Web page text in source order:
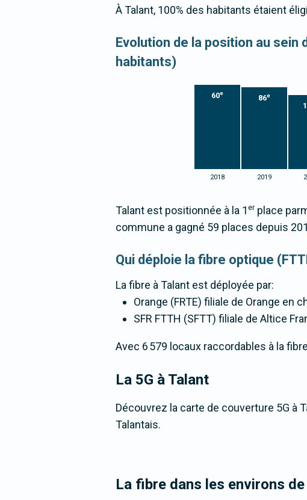
À Talant, 100% des habitants étaient
Evolution de la position au
habitants)
60e
86e
2018 2019
Talant est positionnée à la 1 er place
commune a gagné 59 places depuis
Qui déploie la fibre optique
La fibre à Talant est déployée par:
Orange (FRTE) filiale de Orange en
SFR FTTH (SFTT) filiale de Altice
Avec 6 579 locaux raccordables à la
La 5G à Talant
Découvrez la carte de couverture 5G à
Talantais.
La fibre dans les environs